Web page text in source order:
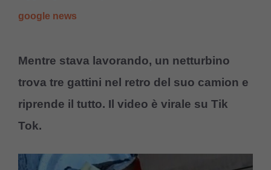
google news
Mentre stava lavorando, un netturbino
trova tre gattini nel retro del suo camion e
riprende il tutto. Il video è virale su Tik
Tok.